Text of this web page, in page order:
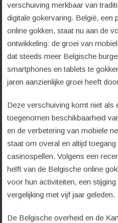
verschuiving merkbaar van
digitale gokervaring. België, een
online gokken, staat nu aan de
ontwikkeling: de groei van
dat steeds meer Belgische
smartphones en tablets te
jaren aanzienlijke groei heeft
Deze verschuiving komt niet als
toegenomen beschikbaarheid
en de verbetering van mobiele
staat om overal en altijd
casinospellen. Volgens een
helft van de Belgische online
voor hun activiteiten, een
vergelijking met vijf jaar geleden.
De Belgische overheid en de